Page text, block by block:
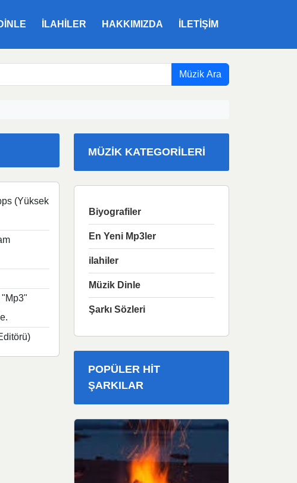
ILAHILER HAKKIMIZDA İLETIŞIM
Müzik Ara
(Yüksek
MÜZIK KATEGORILERI
Biyografiler
En Yeni Mp3ler
ilahiler
Müzik Dinle
Şarkı Sözleri
POPÜLER HIT
ŞARKILAR